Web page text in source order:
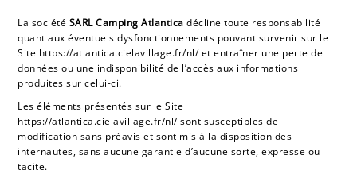
La société SARL CampingAtlantica décline toute responsabilité
quant aux éventuels dysfonctionnements pouvant survenir sur le
Site https://atlantica.cielavillage.fr/nl/et entraîner une perte de
données ou une indisponibilité de l’accès aux informations
produites sur celui-ci.
Les éléments présentés sur le Site
https://atlantica.cielavillage.fr/nl/sont susceptibles de
modification sans préavis et sont mis à la disposition des
internautes, sans aucune garantie d’aucune sorte, expresse ou
tacite.